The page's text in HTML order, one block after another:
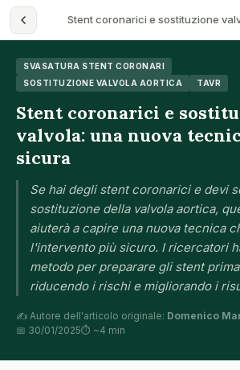
Stent coronarici e sostituzione
SVASATURA STENT CORONARI
SOSTITUZIONE VALVOLA AORTICA
TAVR
Stent coronarici e
valvola: una nuova
sicura
Se hai degli stent coronarici e devi
sostituzione della valvola aortica,
aiuterà a capire una nuova tecnica
l'intervento più sicuro. I ricercatori
metodo per preparare gli stent
riducendo i rischi e migliorando i
✍️ Autore dell'articolo originale: Domenico
📅 30/01/2025⏱ ~4 min